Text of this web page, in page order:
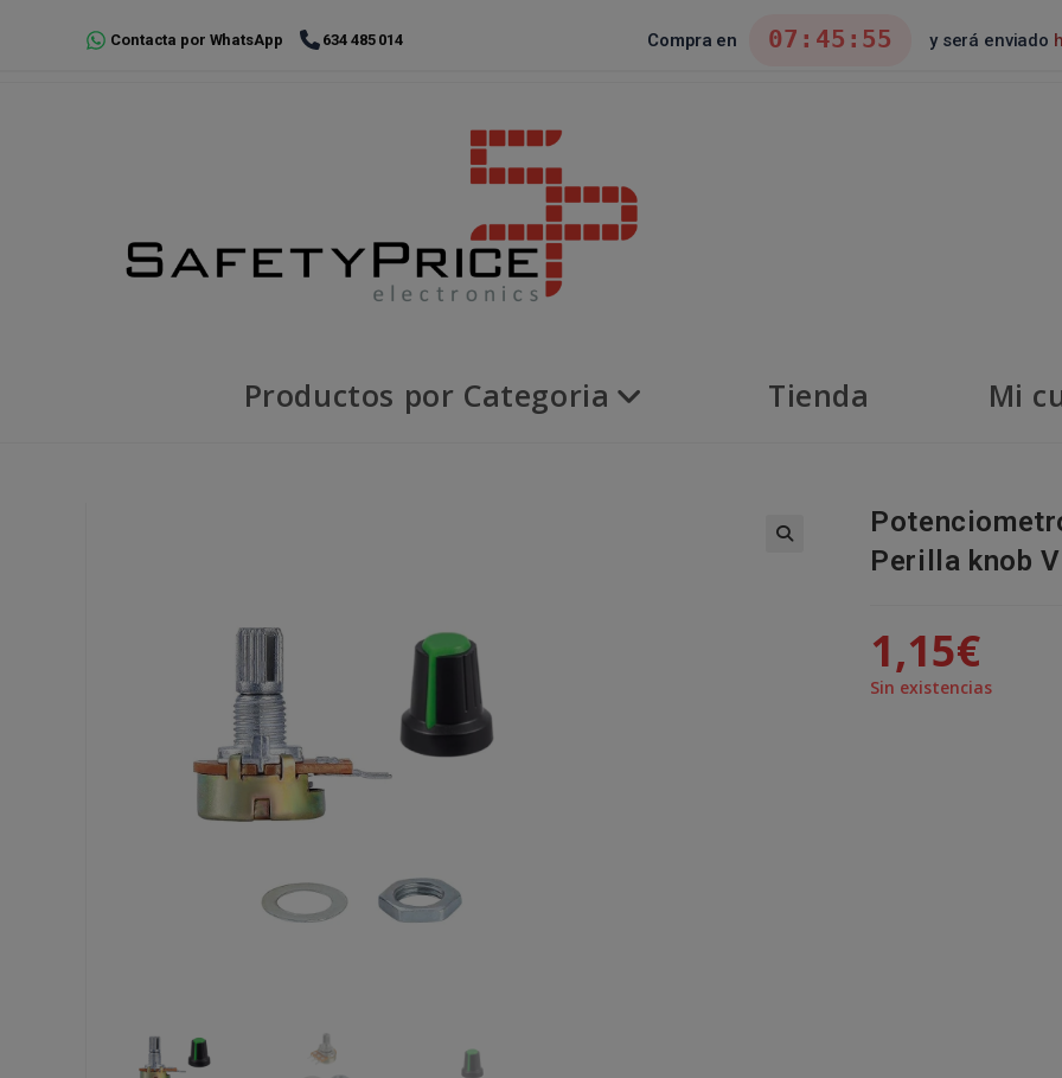
Contacta por WhatsApp 634 485 014 Compra en 07:45:54 y será enviado
Productos por Categoria Tienda Mi
Perilla knob
1,15€
Sin existencias